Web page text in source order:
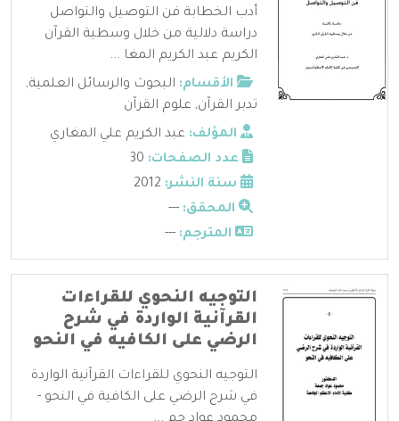
أدب الخطابة فن التوصيل والتواصل
دراسة دلالية من خلال وسطية القرآن
الكريم عبد الكريم المغا ...
الأقسام: البحوث والرسائل العلمية,
تدبر القرآن, علوم القرآن
المؤلف: عبد الكريم علي المغاري
عدد الصفحات:
سنة النشر:
المحقق: ---
المترجم: ---
التوجيه النحوي للقراءات
القرآنية الواردة في شرح
الرضي على الكافيه في النحو
التوجيه النحوي للقراءات القرآنية الواردة
في شرح الرضي على الكافية في النحو -